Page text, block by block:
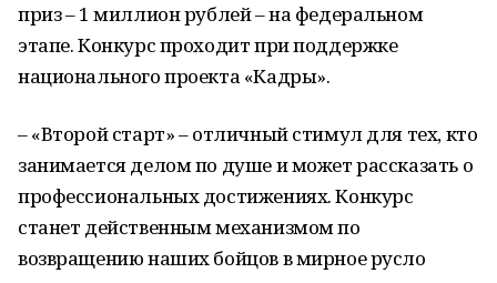
приз – 1 миллион рублей – на федеральном
этапе. Конкурс проходит при поддержке
национального проекта «Кадры».
– «Второй старт» – отличный стимул для тех, кто
занимается делом по душе и может рассказать о
профессиональных достижениях. Конкурс
станет действенным механизмом по
возвращению наших бойцов в мирное русло